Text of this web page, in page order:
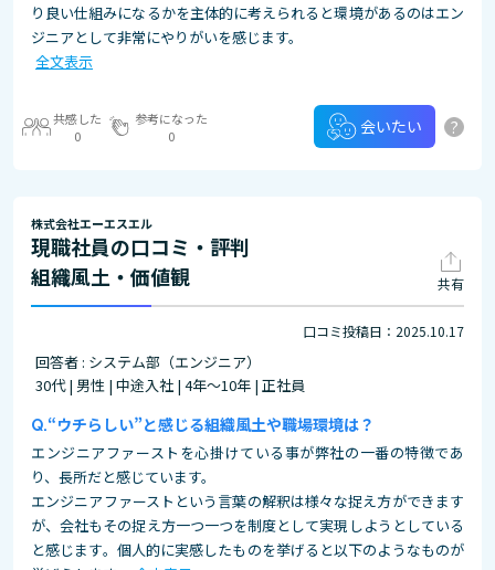
り良い仕組みになるかを主体的に考えられると環境があるのはエン
ジニアとして非常にやりがいを感じます。
全文表示
共感した
0
参考になった
0
会いたい ?
株式会社エーエスエル
現職社員の口コミ・評判
組織風土・価値観
共有
口コミ投稿日：2025.10.17
回答者 : システム部（エンジニア）
30代 | 男性 | 中途入社 | 4年～10年 | 正社員
“ウチらしい”と感じる組織風土や職場環境は？
エンジニアファーストを心掛けている事が弊社の一番の特徴であ
り、長所だと感じています。
エンジニアファーストという言葉の解釈は様々な捉え方ができます
が、会社もその捉え方一つ一つを制度として実現しようとしている
と感じます。個人的に実感したものを挙げると以下のようなものが